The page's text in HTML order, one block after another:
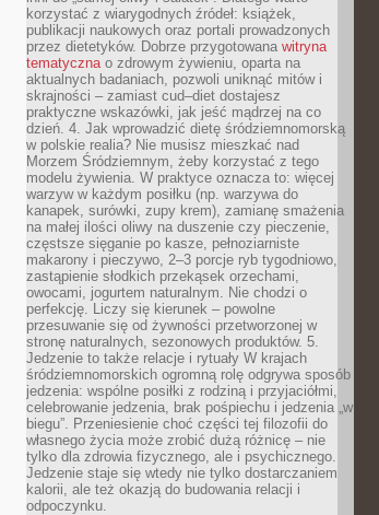
korzystać z wiarygodnych źródeł: książek,
publikacji naukowych oraz portali prowadzonych
przez dietetyków. Dobrze przygotowana witryna
tematycznao zdrowym żywieniu, oparta na
aktualnych badaniach, pozwoli uniknąć mitów i
skrajności – zamiast cud–diet dostajesz
praktyczne wskazówki, jak jeść mądrzej na co
dzień. 4. Jak wprowadzić dietę śródziemnomorską
w polskie realia? Nie musisz mieszkać nad
Morzem Śródziemnym, żeby korzystać z tego
modelu żywienia. W praktyce oznacza to: więcej
warzyw w każdym posiłku (np. warzywa do
kanapek, surówki, zupy krem), zamianę smażenia
na małej ilości oliwy na duszenie czy pieczenie,
częstsze sięganie po kasze, pełnoziarniste
makarony i pieczywo, 2–3 porcje ryb tygodniowo,
zastąpienie słodkich przekąsek orzechami,
owocami, jogurtem naturalnym. Nie chodzi o
perfekcję. Liczy się kierunek – powolne
przesuwanie się od żywności przetworzonej w
stronę naturalnych, sezonowych produktów. 5.
Jedzenie to także relacje i rytuały W krajach
śródziemnomorskich ogromną rolę odgrywa sposób
jedzenia: wspólne posiłki z rodziną i przyjaciółmi,
celebrowanie jedzenia, brak pośpiechu i jedzenia „w
biegu”. Przeniesienie choć części tej filozofii do
własnego życia może zrobić dużą różnicę – nie
tylko dla zdrowia fizycznego, ale i psychicznego.
Jedzenie staje się wtedy nie tylko dostarczaniem
kalorii, ale też okazją do budowania relacji i
odpoczynku.